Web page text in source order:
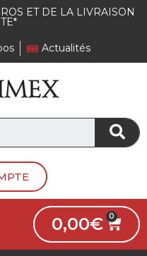
ET DE LA LIVRAISON
Actualités
0,00€